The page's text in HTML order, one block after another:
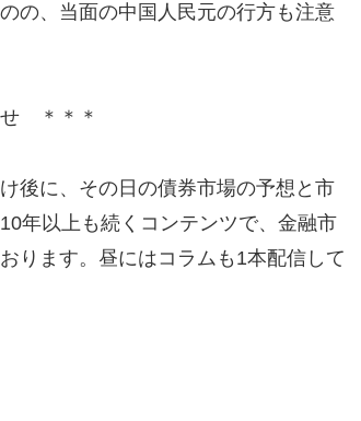
の、当面の中国人民元の行方も注意
せ ＊＊＊
後に、その日の債券市場の予想と市
年以上も続くコンテンツで、金融市
ります。昼にはコラムも1本配信して